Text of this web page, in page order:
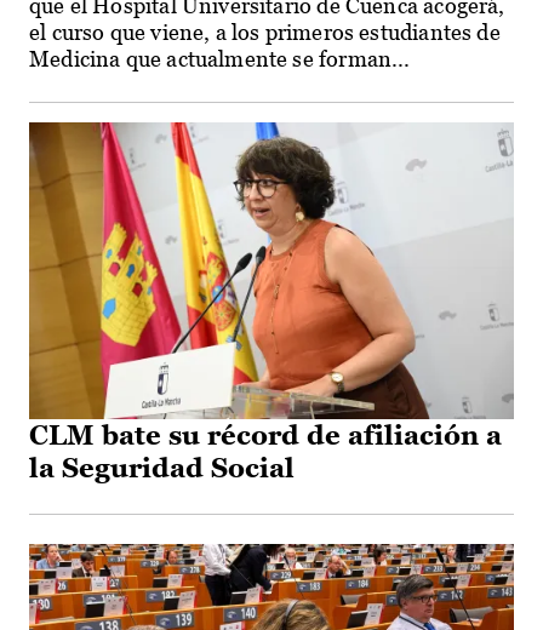
que el Hospital Universitario de Cuenca acogerá,
el curso que viene, a los primeros estudiantes de
Medicina que actualmente se forman...
CLM bate su récord de afiliación a
la Seguridad Social